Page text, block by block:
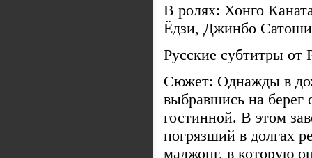
В ролях: Хонго
Ёдзи, Джинбо
Русские субтитры от
Сюжет: Однажды в
выбравшись на берег
гостинной. В этом
погрязший в долгах
маджонг, в которую